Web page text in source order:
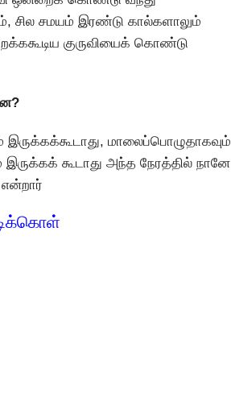
சில சமயம் இரண்டு கால்களாலும்
குருவியைக் கொண்டு
இருக்கக்கூடாது, மாலைப்பொழுதாகவும்
இருக்கக் கூடாது அந்த நேரத்தில் நானே